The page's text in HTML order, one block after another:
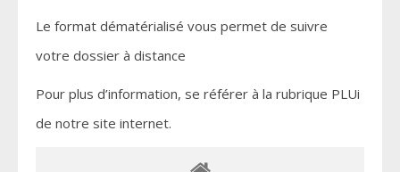
Le format dématérialisé vous permet de suivre
votre dossier à distance
Pour plus d’information, se référer à la rubrique PLUi
de notre site internet.